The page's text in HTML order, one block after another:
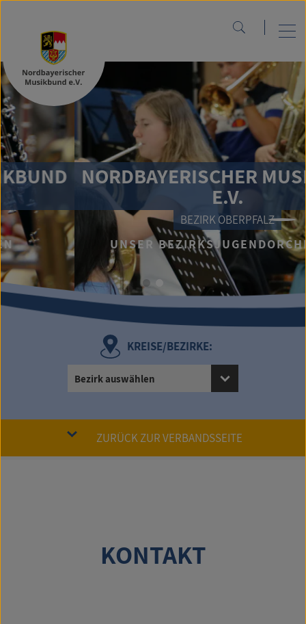
NORDBAYERISCHER
BEZIRK OBERPFALZ
UNSER
KREISE/BEZIRKE:
Bezirk auswählen
ZURÜCK ZUR VERBANDSSEITE
KONTAKT